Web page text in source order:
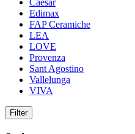
Caesar
Edimax
FAP Ceramiche
LEA
LOVE
Provenza
Sant Agostino
Vallelunga
VIVA